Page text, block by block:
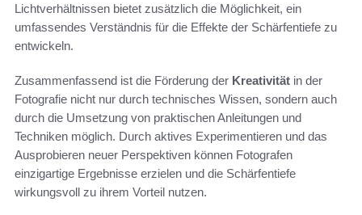
Lichtverhältnissen bietet zusätzlich die Möglichkeit, ein
umfassendes Verständnis für die Effekte der Schärfentiefe zu
entwickeln.
Zusammenfassend ist die Förderung der Kreativität in der
Fotografie nicht nur durch technisches Wissen, sondern auch
durch die Umsetzung von praktischen Anleitungen und
Techniken möglich. Durch aktives Experimentieren und das
Ausprobieren neuer Perspektiven können Fotografen
einzigartige Ergebnisse erzielen und die Schärfentiefe
wirkungsvoll zu ihrem Vorteil nutzen.